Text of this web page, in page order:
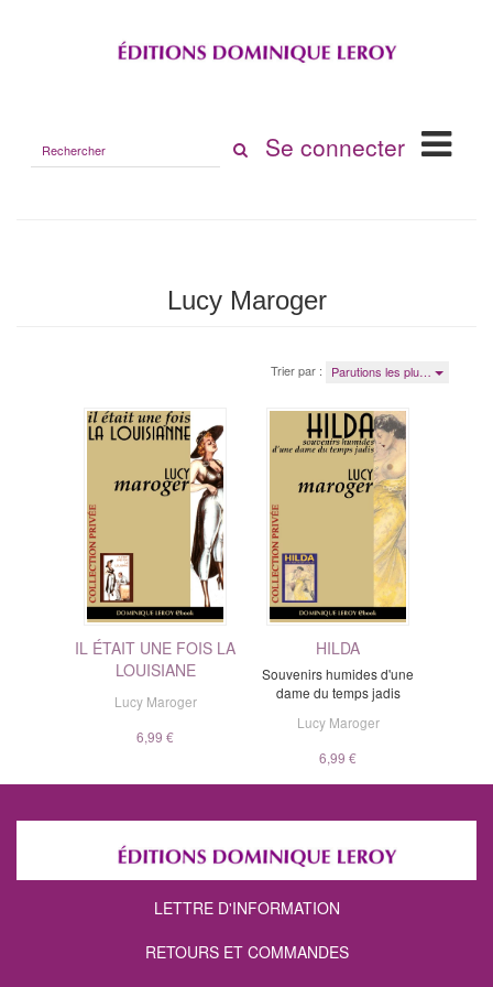
le
Se connecter
Lucy Maroger
Trier par : Parutions les plu…
IL ÉTAIT UNE FOIS LA
LOUISIANE
Lucy Maroger
6,99 €
HILDA
Souvenirs humides d'une
dame du temps jadis
Lucy Maroger
6,99 €
LETTRE D'INFORMATION
RETOURS ET COMMANDES